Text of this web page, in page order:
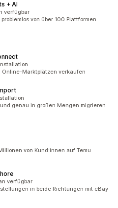
+ AI
verfügbar
von über 100 Plattformen
Marktplätzen verkaufen
genau in großen Mengen migrieren
von Kund:innen auf Temu
verfügbar
in beide Richtungen mit eBay